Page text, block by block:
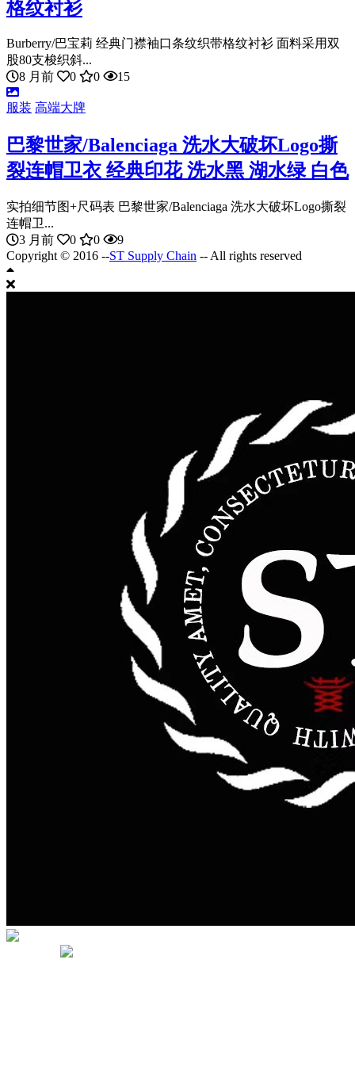
格纹衬衫
Burberry/巴宝莉 经典门襟袖口条纹织带格纹衬衫 面料采用双
股80支梭织斜...
8 月前
0 0 15
服装 高端大牌
巴黎世家/Balenciaga 洗水大破坏Logo撕
裂连帽卫衣 经典印花 洗水黑 湖水绿 白色
实拍细节图+尺码表 巴黎世家/Balenciaga 洗水大破坏Logo撕裂
连帽卫...
3 月前
0 0
9
Copyright © 2016 --ST Supply Chain -- All rights reserved